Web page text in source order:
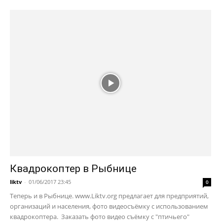
Квадрокоптер в Рыбнице
liktv - 01/06/2017 23:45 0
Теперь и в Рыбнице. www.Liktv.org предлагает для предприятий,
организаций и населения, фото видеосъёмку с использованием
квадрокоптера. Заказать фото видео съёмку с "птичьего"